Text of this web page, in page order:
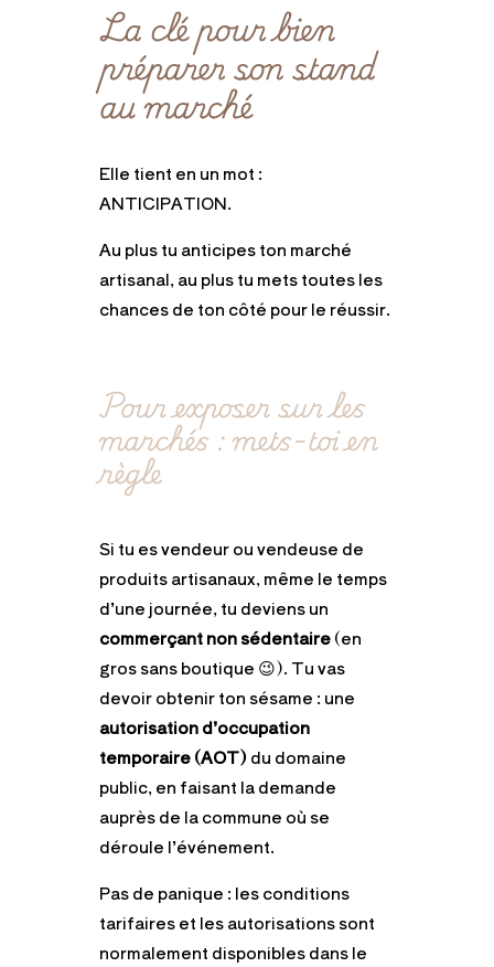
La clé pour bien
préparer son stand
au marché
Elle tient en un mot :
ANTICIPATION.
Au plus tu anticipes ton marché
artisanal, au plus tu mets toutes les
chances de ton côté pour le réussir.
Pour exposer sur les
marchés : mets-toi en
règle
Si tu es vendeur ou vendeuse de
produits artisanaux, même le temps
d’une journée, tu deviens un
commerçant non sédentaire(en
gros sans boutique 😉). Tu vas
devoir obtenir ton sésame : une
autorisation d’occupation
temporaire (AOT)du domaine
public, en faisant la demande
auprès de la commune où se
déroule l’événement.
Pas de panique : les conditions
tarifaires et les autorisations sont
normalement disponibles dans le